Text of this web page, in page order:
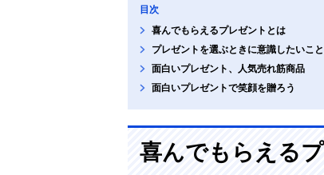
目次
喜んでもらえるプレゼントとは
プレゼントを選ぶときに意識したいこと
面白いプレゼント、人気売れ筋商品
面白いプレゼントで笑顔を贈ろう
喜んでもらえる